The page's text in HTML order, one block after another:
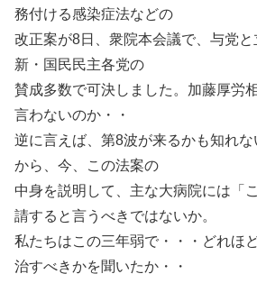
務付ける感染症法などの
改正案が8日、衆院本会議で、与党
新・国民民主各党の
賛成多数で可決しました。加藤厚労
言わないのか・・
逆に言えば、第8波が来るかも知れ
から、今、この法案の
中身を説明して、主な大病院には「
請すると言うべきではないか。
私たちはこの三年弱で・・・どれほ
治すべきかを聞いたか・・